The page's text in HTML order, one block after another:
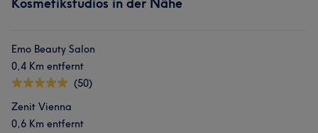
Emo Beauty Salon
0,4 Km entfernt
(50)
Zenit Vienna
0,6 Km entfernt